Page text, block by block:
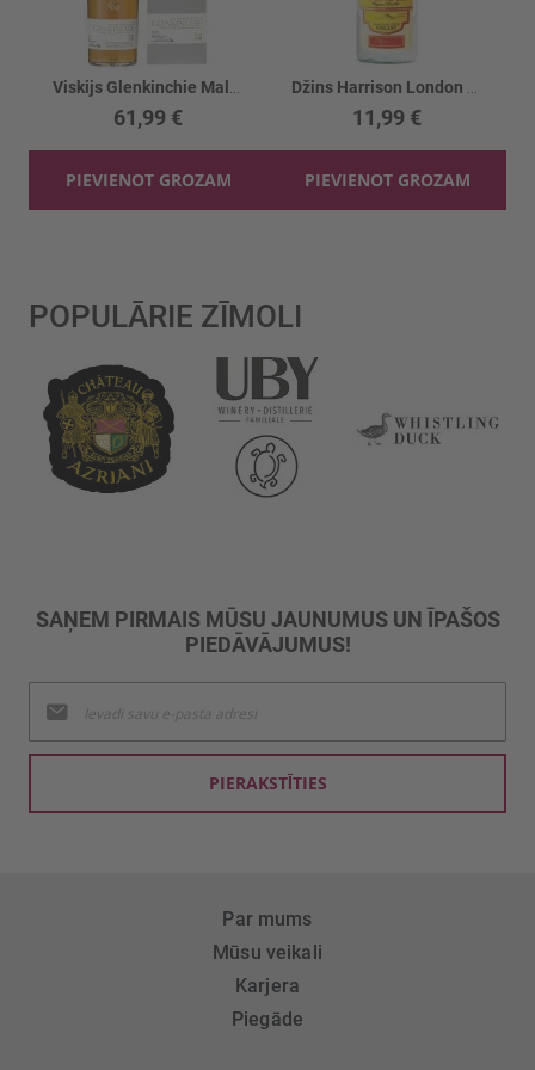
61,99 €
PIEVIENOT GROZAM
11,99 €
PIEVIENOT GROZAM
POPULĀRIE ZĪMOLI
SAŅEM PIRMAIS MŪSU JAUNUMUS UN ĪPAŠOS
PIEDĀVĀJUMUS!
jaunumu
saņemšanai:
PIERAKSTĪTIES
Par mums
Mūsu veikali
Karjera
Piegāde